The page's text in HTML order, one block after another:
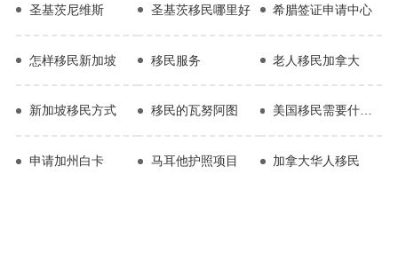
圣基茨尼维斯 圣基茨移民哪里好 希腊签证申请中心
怎样移民新加坡 移民服务 老人移民加拿大
新加坡移民方式 移民的瓦努阿图 美国移民需要什么条件
申请加州白卡 马耳他护照项目 加拿大华人移民